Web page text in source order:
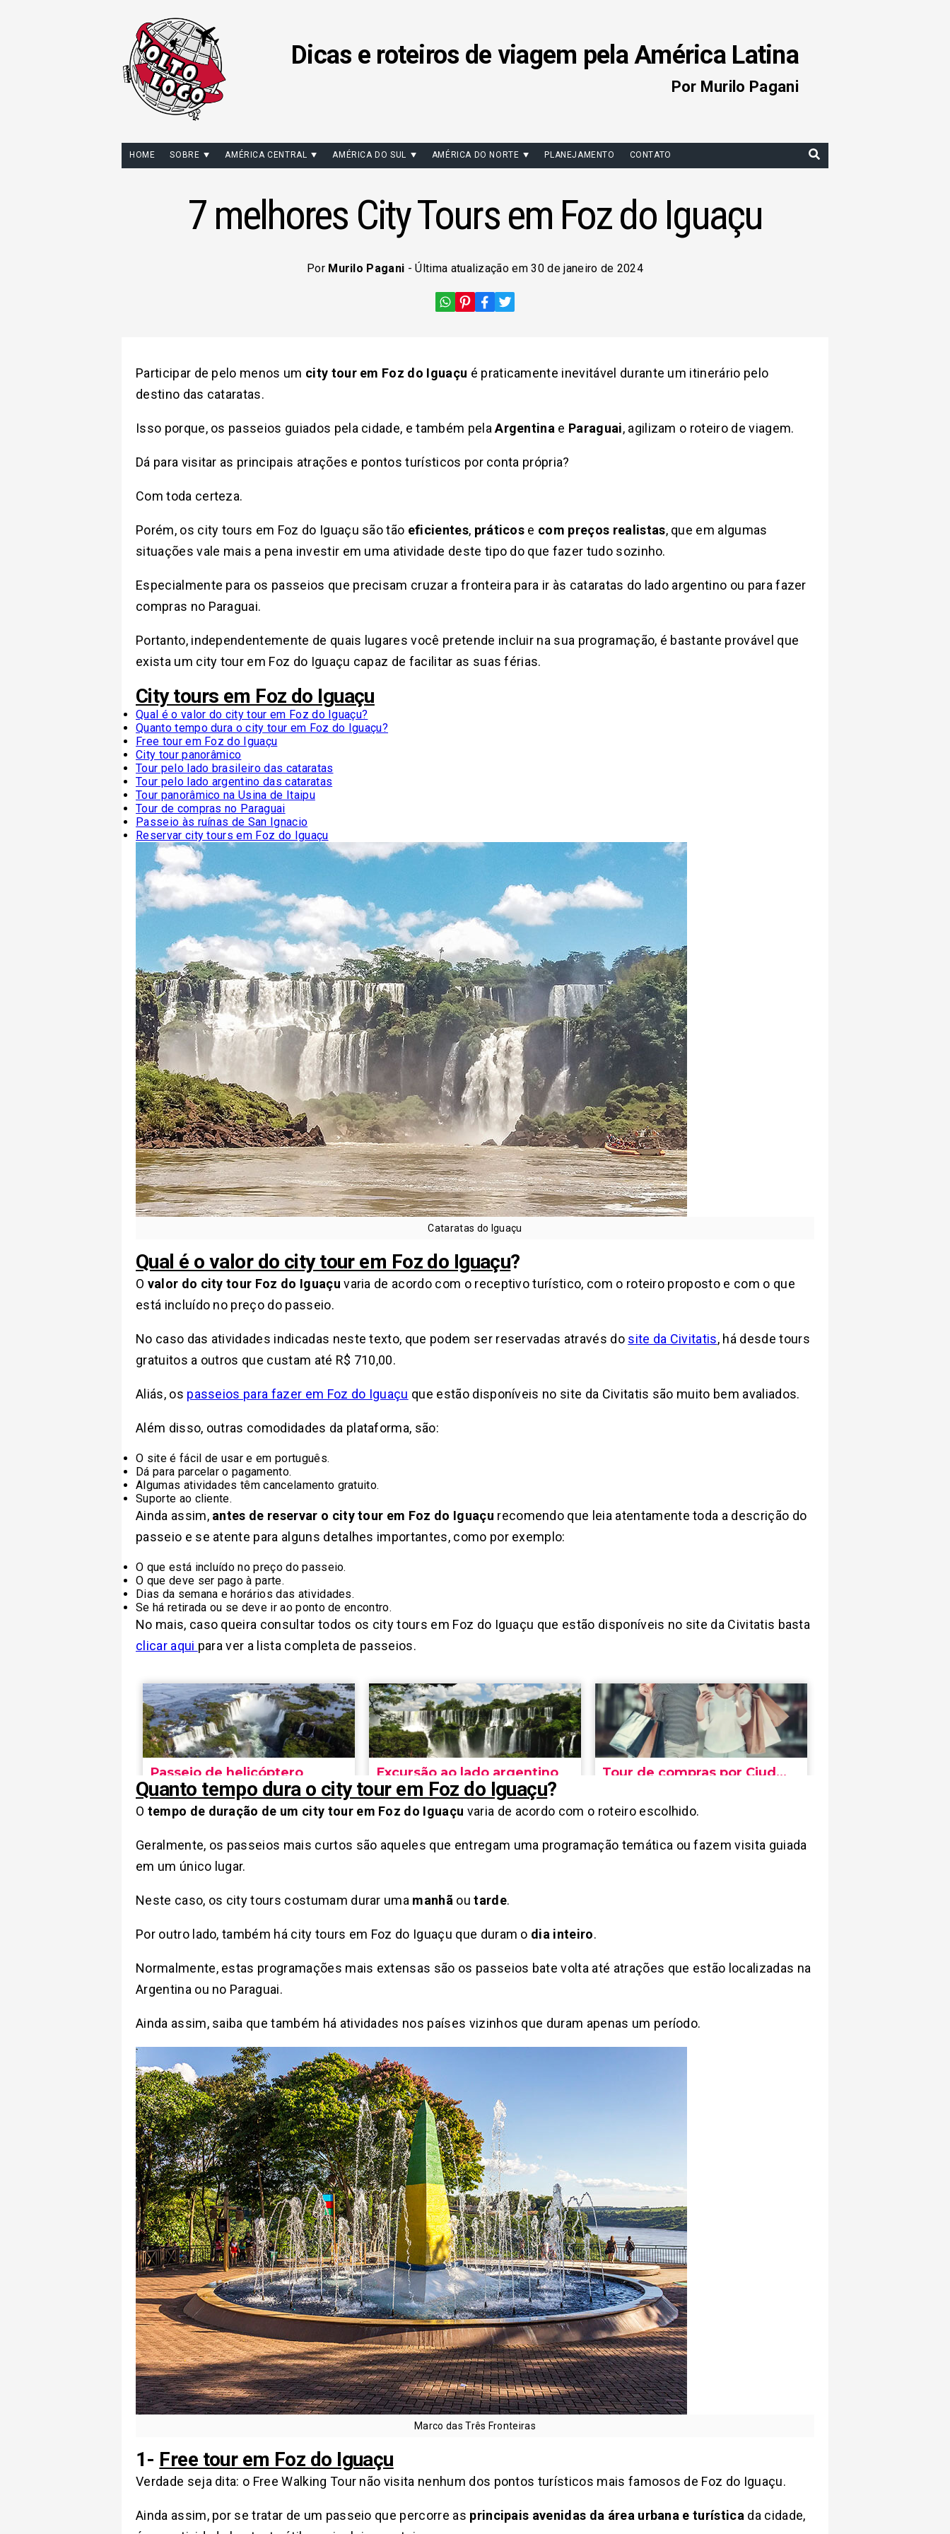
Dicas e roteiros de viagem pela América Latina
Por Murilo Pagani
HOME SOBRE AMÉRICA CENTRAL AMÉRICA DO SUL AMÉRICA DO NORTE PLANEJAMENTO CONTATO
7 melhores City Tours em Foz do Iguaçu
Por Murilo Pagani - Última atualização em 30 de janeiro de 2024
Participar de pelo menos um city tour em Foz do Iguaçu é praticamente inevitável durante um itinerário pelo
destino das cataratas.
Isso porque, os passeios guiados pela cidade, e também pelaArgentina e Paraguai, agilizam o roteiro de viagem.
Dá para visitar as principais atrações e pontos turísticos por conta própria?
Com toda certeza.
Porém, os city tours em Foz do Iguaçu são tão eficientes, práticos e com preços realistas, que em algumas
situações vale mais a pena investir em uma atividade deste tipo do que fazer tudo sozinho.
Especialmente para os passeios que precisam cruzar a fronteira para ir às cataratas do lado argentino ou para fazer
compras no Paraguai.
Portanto, independentemente de quais lugares você pretende incluir na sua programação, é bastante provável que
exista um city tour em Foz do Iguaçu capaz de facilitar as suas férias.
City tours em Foz do Iguaçu
Qual é o valor do city tour em Foz do Iguaçu?
Quanto tempo dura o city tour em Foz do Iguaçu?
Free tour em Foz do Iguaçu
City tour panorâmico
Tour pelo lado brasileiro das cataratas
Tour pelo lado argentino das cataratas
Tour panorâmico na Usina de Itaipu
Tour de compras no Paraguai
Passeio às ruínas de San Ignacio
Reservar city tours em Foz do Iguaçu
Cataratas do Iguaçu
Qual é o valor do city tour em Foz do Iguaçu?
O valor do city tour Foz do Iguaçu varia de acordo com o receptivo turístico, com o roteiro proposto e com o que
está incluído no preço do passeio.
No caso das atividades indicadas neste texto, que podem ser reservadas através do site da Civitatis, há desde tours
gratuitos a outros que custam até R$ 710,00.
Aliás, os passeios para fazer em Foz do Iguaçu que estão disponíveis no site da Civitatis são muito bem avaliados.
Além disso, outras comodidades da plataforma, são:
O site é fácil de usar e em português.
Dá para parcelar o pagamento.
Algumas atividades têm cancelamento gratuito.
Suporte ao cliente.
Ainda assim, antes de reservar o city tour em Foz do Iguaçu recomendo que leia atentamente toda a descrição do
passeio e se atente para alguns detalhes importantes, como por exemplo:
O que está incluído no preço do passeio.
O que deve ser pago à parte.
Dias da semana e horários das atividades.
Se há retirada ou se deve ir ao ponto de encontro.
No mais, caso queira consultar todos os city tours em Foz do Iguaçu que estão disponíveis no site da Civitatis basta
clicar aqui para ver a lista completa de passeios.
Quanto tempo dura o city tour em Foz do Iguaçu?
O tempo de duração de um city tour em Foz do Iguaçu varia de acordo com o roteiro escolhido.
Geralmente, os passeios mais curtos são aqueles que entregam uma programação temática ou fazem visita guiada
em um único lugar.
Neste caso, os city tours costumam durar uma manhã outarde.
Por outro lado, também há city tours em Foz do Iguaçu que duram o dia inteiro.
Normalmente, estas programações mais extensas são os passeios bate volta até atrações que estão localizadas na
Argentina ou no Paraguai.
Ainda assim, saiba que também há atividades nos países vizinhos que duram apenas um período.
Marco das Três Fronteiras
1- Free tour em Foz do Iguaçu
Verdade seja dita: o Free Walking Tour não visita nenhum dos pontos turísticos mais famosos de Foz do Iguaçu.
Ainda assim, por se tratar de um passeio que percorre as principais avenidas da área urbana e turística da cidade,